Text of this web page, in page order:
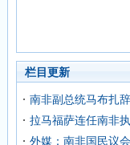
栏目更新
南非副总统马布扎
拉马福萨连任南非
外媒：南非国民议